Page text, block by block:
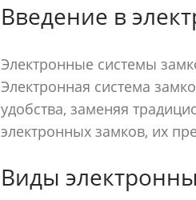
Введение в
Электронные системы
Электронная система
удобства, заменяя
электронных замков, их
Виды